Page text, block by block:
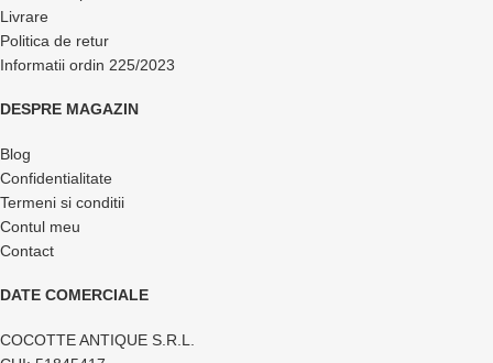
Livrare
Politica de retur
Informatii ordin 225/2023
DESPRE MAGAZIN
Blog
Confidentialitate
Termeni si conditii
Contul meu
Contact
DATE COMERCIALE
COCOTTE ANTIQUE S.R.L.